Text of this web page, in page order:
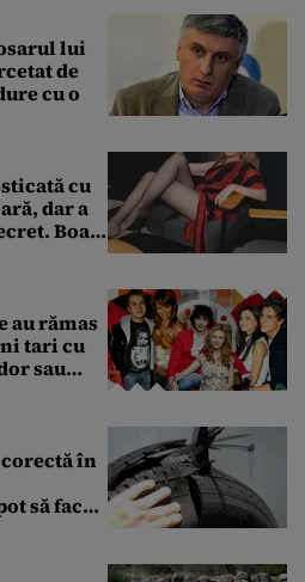
lui
de
cu o
cu
dar a
Boala
au rămas
tari cu
sau
corectă în
să facă